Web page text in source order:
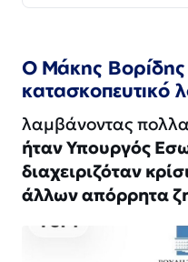
Ο Μάκης Βορίδης
κατασκοπευτικό
λαμβάνοντας
ήταν Υπουργός
διαχειριζόταν
άλλων απόρρητα